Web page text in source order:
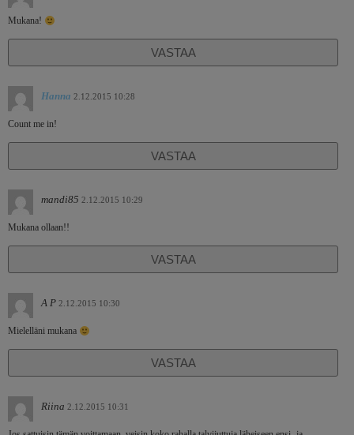
Mukana!
VASTAA
Hanna 2.12.2015 10:28
Count me in!
VASTAA
mandi85 2.12.2015 10:29
Mukana ollaan!!
VASTAA
A P 2.12.2015 10:30
Mielelläni mukana
VASTAA
Riina 2.12.2015 10:31